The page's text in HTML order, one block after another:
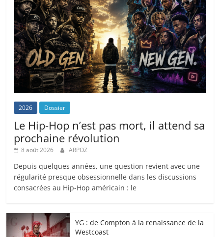
2026 Dossier
Le Hip-Hop n’est pas mort, il attend sa
prochaine révolution
8 août 2026 ARPOZ
Depuis quelques années, une question revient avec une
régularité presque obsessionnelle dans les discussions
consacrées au Hip-Hop américain : le
YG : de Compton à la renaissance de la
Westcoast